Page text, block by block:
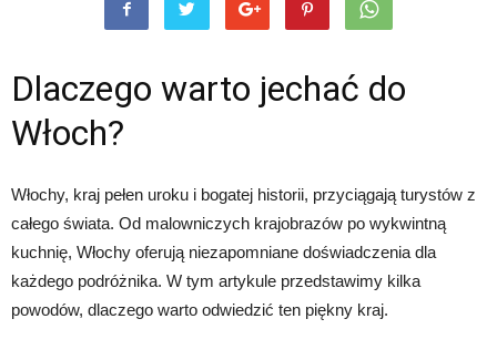
Dlaczego warto jechać do
Włoch?
Włochy, kraj pełen uroku i bogatej historii, przyciągają turystów z
całego świata. Od malowniczych krajobrazów po wykwintną
kuchnię, Włochy oferują niezapomniane doświadczenia dla
każdego podróżnika. W tym artykule przedstawimy kilka
powodów, dlaczego warto odwiedzić ten piękny kraj.